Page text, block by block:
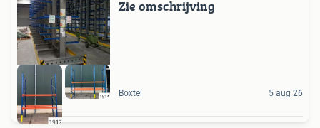
Zie omschrijving
Boxtel 5 aug 26